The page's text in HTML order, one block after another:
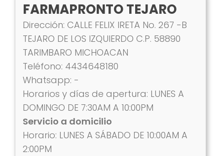
FARMAPRONTO TEJARO
Dirección: CALLE FELIX IRETA No. 267 -B
TEJARO DE LOS IZQUIERDO C.P. 58890
TARIMBARO MICHOACAN
Teléfono: 4434648180
Whatsapp: -
Horarios y días de apertura: LUNES A
DOMINGO DE 7:30AM A 10:00PM
Servicio a domicilio
Horario: LUNES A SÁBADO DE 10:00AM A
2:00PM